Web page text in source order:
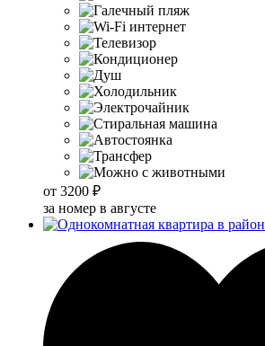
от 3200 ₽
за номер в августе